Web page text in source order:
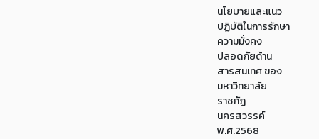
นโยบายและแนว
ปฏิบัติในการรักษา
ความมั่งคง
ปลอดภัยด้าน
สารสนเทศ ของ
มหาวิทยาลัย
ราชภัฏ
นครสวรรค์
พ.ศ.2568